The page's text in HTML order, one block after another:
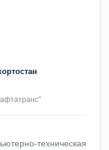
техническая